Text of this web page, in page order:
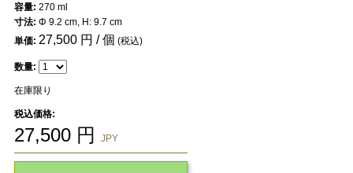
容量: 270 ml
寸法: Φ 9.2 cm, H: 9.7 cm
単価: 27,500円 / 個 (税込)
数量:
在庫限り
税込価格:
27,500円 JPY